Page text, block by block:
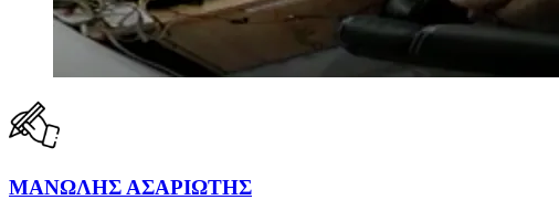
ΜΑΝΩΛΗΣ ΑΣΑΡΙΩΤΗΣ